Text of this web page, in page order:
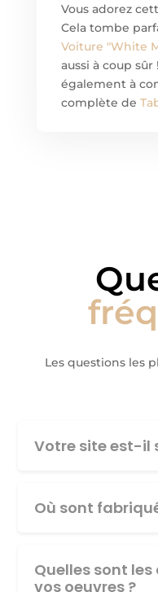
Vous adorez
Cela tombe
Voiture "White
aussi à coup sûr
également à
complète de
Les questions les
Votre site est-il
Où sont
Quelles sont
vos oeuvres ?